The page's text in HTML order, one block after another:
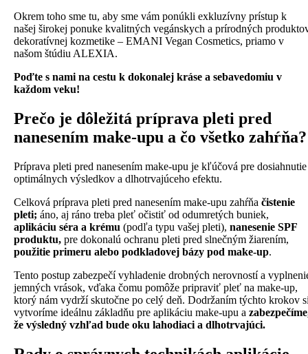
Okrem toho sme tu, aby sme vám ponúkli exkluzívny prístup k
našej širokej ponuke kvalitných vegánskych a prírodných
dekoratívnej kozmetike – EMANI Vegan Cosmetics, priamo v
našom štúdiu ALEXIA.
Poďte s nami na cestu k dokonalej kráse a sebavedomiu v
každom veku!
Prečo je dôležitá príprava pleti pred
nanesením make-upu a čo všetko zahŕňa?
Príprava pleti pred nanesením make-upu je kľúčová pre dosiahnutie
optimálnych výsledkov a dlhotrvajúceho efektu.
Celková príprava pleti pred nanesením make-upu zahŕňa čistenie
pleti; áno, aj ráno treba pleť očistiť od odumretých buniek,
aplikáciu séra a krému (podľa typu vašej pleti), nanesenie SPF
produktu, pre dokonalú ochranu pleti pred slnečným žiarením,
použitie primeru alebo podkladovej bázy pod make-up.
Tento postup zabezpečí vyhladenie drobných nerovností a
jemných vrások, vďaka čomu pomôže pripraviť pleť na make-up,
ktorý nám vydrží skutočne po celý deň. Dodržaním týchto krokov
vytvoríme ideálnu základňu pre aplikáciu make-upu a
že výsledný vzhľad bude oku lahodiaci a dlhotrvajúci.